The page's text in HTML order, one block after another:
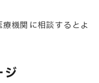
機関に相談するとよ
ジ